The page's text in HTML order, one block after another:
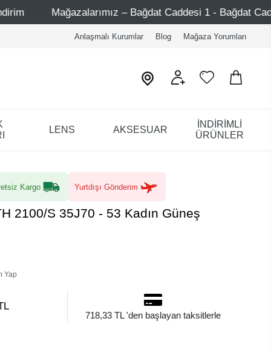
– Bağdat Caddesi 1 - Bağdat Caddesi 2 - Nişantaşı
Anlaşmalı Kurumlar Blog Mağaza Yorumları
LENS AKSESUAR
İNDİRİMLİ
ÜRÜNLER
Kargo Yurtdışı Gönderim
2100/S 35J70 - 53 Kadın Güneş
Yap
718,33 TL 'den başlayan taksitlerle